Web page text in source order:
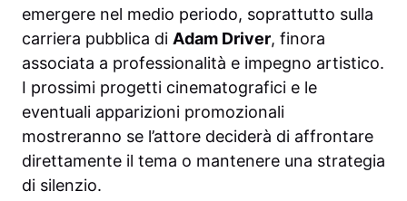
emergere nel medio periodo, soprattutto sulla
carriera pubblica di Adam Driver, finora
associata a professionalità e impegno artistico.
I prossimi progetti cinematografici e le
eventuali apparizioni promozionali
mostreranno se l’attore deciderà di affrontare
direttamente il tema o mantenere una strategia
di silenzio.